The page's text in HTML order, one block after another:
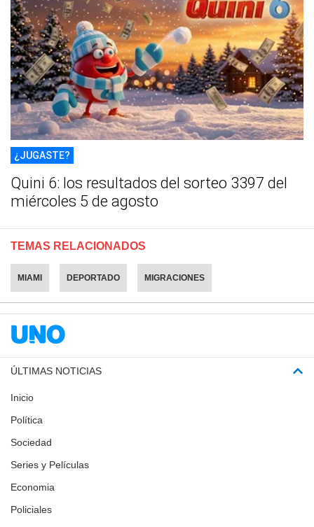
¿JUGASTE?
Quini 6: los resultados del sorteo 3397 del
miércoles 5 de agosto
TEMAS RELACIONADOS
MIAMI DEPORTADO MIGRACIONES
ÚLTIMAS NOTICIAS
Inicio
Política
Sociedad
Series y Películas
Economia
Policiales